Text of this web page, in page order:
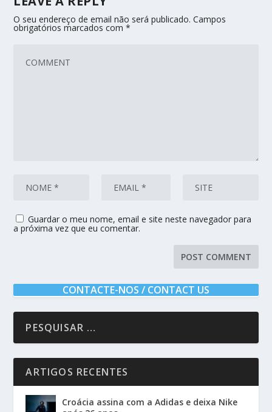
O seu endereço de email não será publicado. Campos
obrigatórios marcados com*
Guardar o meu nome, email e site neste navegador para
a próxima vez que eu comentar.
CONTACTE-NOS / CONTACT US
ARTIGOS RECENTES
Croácia assina com a Adidas e deixa Nike